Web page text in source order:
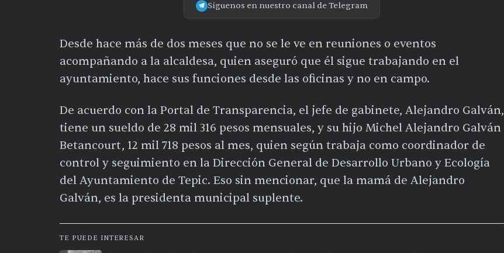
Síguenos en nuestro canal de Telegram
Desde hace más de dos meses que no se le ve en reuniones o eventos
acompañando a la alcaldesa, quien aseguró que él sigue trabajando en el
ayuntamiento, hace sus funciones desde las oficinas y no en campo.
De acuerdo con la Portal de Transparencia, el jefe de gabinete, Alejandro Galván,
tiene un sueldo de 28 mil 316 pesos mensuales, y su hijo Michel Alejandro Galván
Betancourt, 12 mil 718 pesos al mes, quien según trabaja como coordinador de
control y seguimiento en la Dirección General de Desarrollo Urbano y Ecología
del Ayuntamiento de Tepic. Eso sin mencionar, que la mamá de Alejandro
Galván, es la presidenta municipal suplente.
TE PUEDE INTERESAR